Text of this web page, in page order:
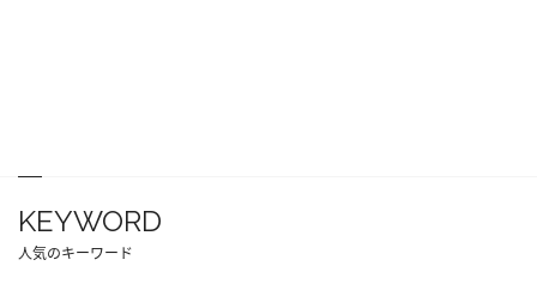
KEYWORD
人気のキーワード